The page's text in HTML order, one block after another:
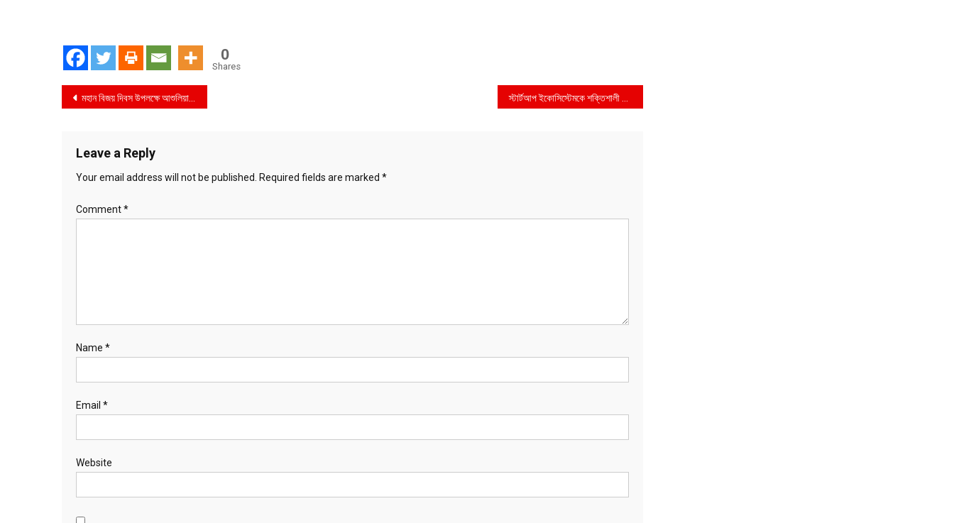
0
Shares
Post
মহান বিজয় দিবস উপলক্ষে আশুলিয়া ফার্মেসী ডেভেলপমেন্ট ফাউন্ডেশনের জাতীয় স্মৃতিসৌধের শহীদ বেদীতে শ্রদ্ধা জ্ঞাপন স্টার্টআপ ইকোসিস্টেমকে শক্তিশালী করতে আইডিয়া প্রকল্প ও মাইক্রোসফটের এলওআই স্বাক্ষর
Leave a Reply
Your email address will not be published. Required fields are marked *
Comment*
Name *
Email *
Website